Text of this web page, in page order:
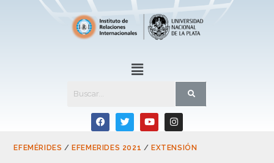
EFEMÉRIDES / EFEMERIDES 2021 / EXTENSIÓN